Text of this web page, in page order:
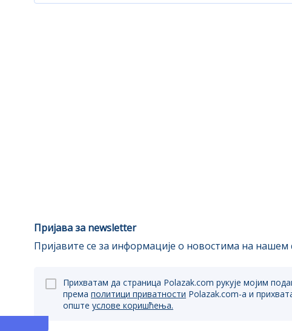
Пријава за newsletter
Пријавите се за информације о новостима на нашем
Прихватам да страница Polazak.com рукује мојим
према политици приватности Polazak.com-a и
опште услове коришћења.